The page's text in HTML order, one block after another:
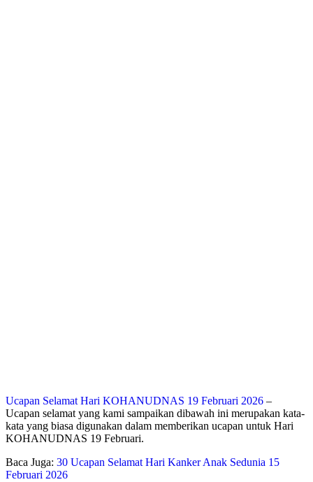
Ucapan Selamat Hari KOHANUDNAS 19 Februari 2026 –
Ucapan selamat yang kami sampaikan dibawah ini merupakan kata-
kata yang biasa digunakan dalam memberikan ucapan untuk Hari
KOHANUDNAS 19 Februari.
Baca Juga: 30 Ucapan Selamat Hari Kanker Anak Sedunia 15
Februari 2026